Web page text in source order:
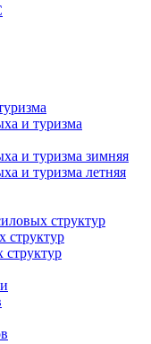
и туризма
и туризма зимняя
и туризма летняя
структур
структур
структур